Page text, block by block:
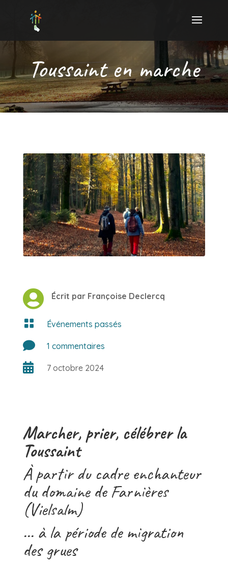
Toussaint en marche
 Écrit par Françoise Declercq
 Événements passés
 1 commentaires
 7 octobre 2024
Marcher, prier, célébrer la
Toussaint
À partir du cadre enchanteur
du domaine de Farnières
(Vielsalm)
... à la période de migration
des grues